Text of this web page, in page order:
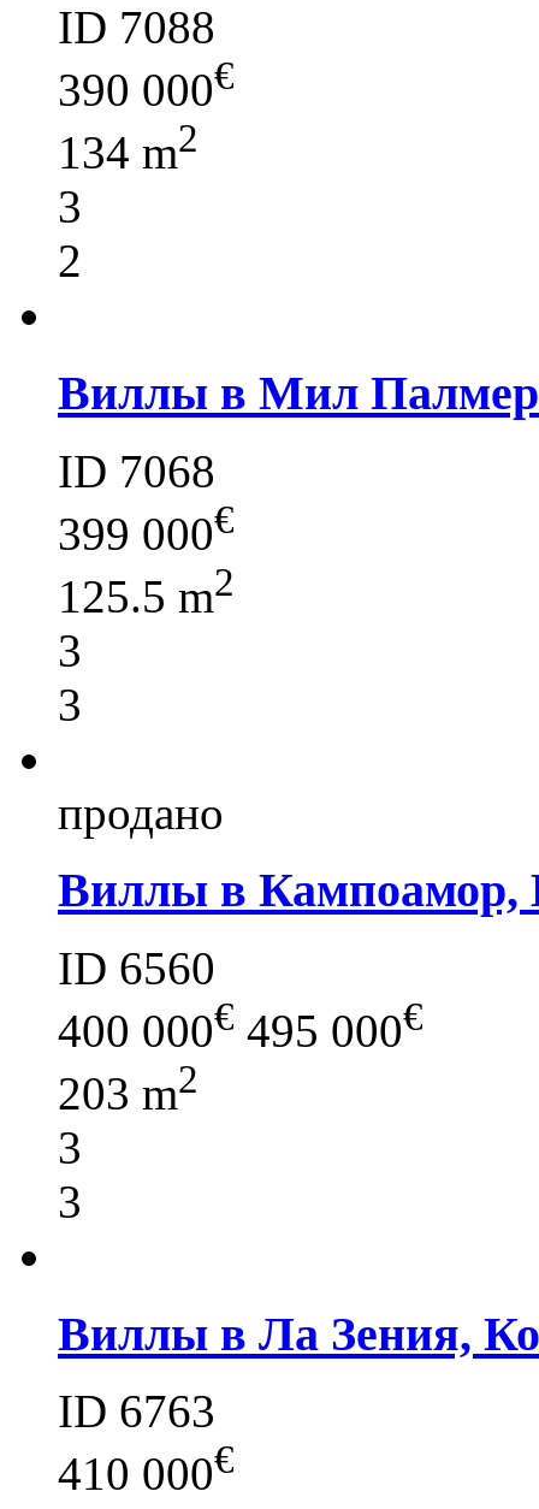
ID 7088
390 000€
134 m2
3
2
Виллы в Мил
ID 7068
399 000€
125.5 m2
3
3
продано
Виллы в Кампоамор,
ID 6560
400 000€ 495 000€
203 m2
3
3
Виллы в Ла Зения,
ID 6763
410 000€